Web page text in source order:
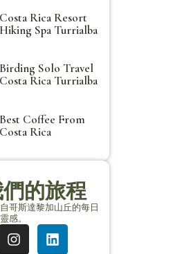
Costa Rica Resort
Hiking Spa Turrialba
Birding Solo Travel
Costa Rica Turrialba
Best Coffee From
Costa Rica
的旅程
哥斯達黎加山丘的每日
靈感。